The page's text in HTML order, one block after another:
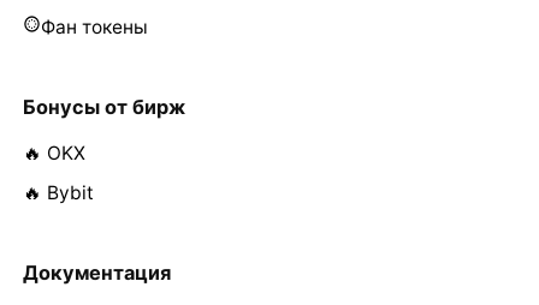
Фан токены
Бонусы от бирж
🔥 OKX
🔥 Bybit
Документация